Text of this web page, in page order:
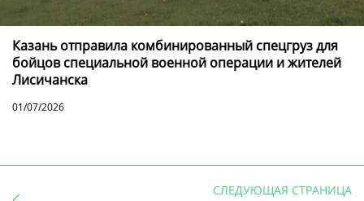
Казань отправила комбинированный спецгруз для
бойцов специальной военной операции и жителей
Лисичанска
01/07/2026
СЛЕДУЮЩАЯ СТРАНИЦА